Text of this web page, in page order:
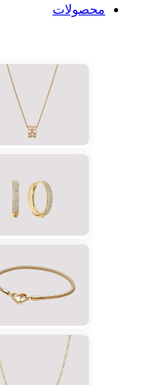
محصولات